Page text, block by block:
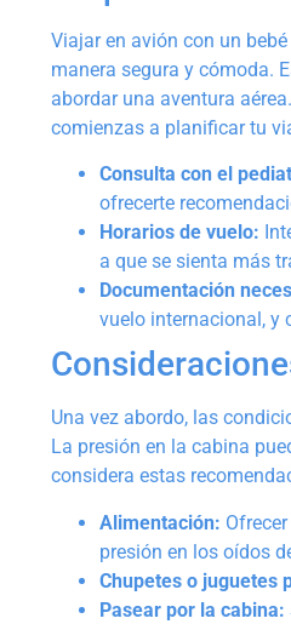
Viajar en avión con un
manera segura y cómoda.
abordar una aventura
comienzas a planificar tu
Consulta con el
ofrecerte
Horarios de vuelo:
a que se sienta más
Documentación
vuelo internacional, y
Una vez abordo, las
La presión en la cabina
considera estas
Alimentación:
presión en los oídos
Chupetes o juguetes
Pasear por la cabina: